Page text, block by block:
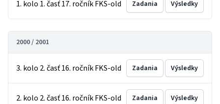
1. kolo 1. časť 17. ročník FKS-old Zadania Výsledky
2000 / 2001
3. kolo 2. časť 16. ročník FKS-old Zadania Výsledky
2. kolo 2. časť 16. ročník FKS-old Zadania Výsledky